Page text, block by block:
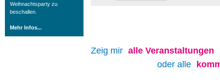
Weihnachtsparty zu
beschallen.
Mehr Infos...
Zeig mir alle Veranstaltungen
oder alle